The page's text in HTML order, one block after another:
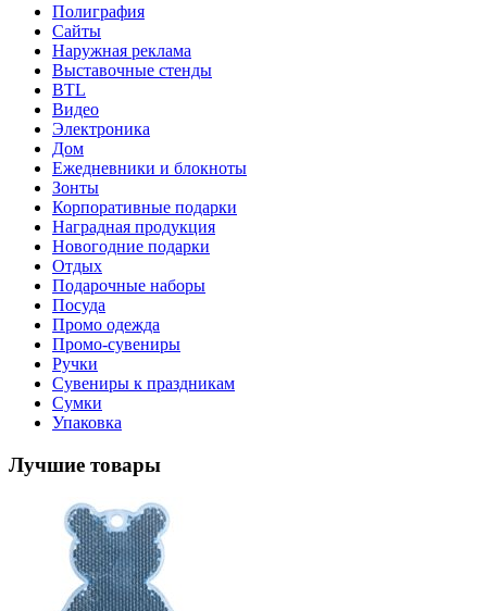
Полиграфия
Сайты
Наружная реклама
Выставочные стенды
BTL
Видео
Электроника
Дом
Ежедневники и блокноты
Зонты
Корпоративные подарки
Наградная продукция
Новогодние подарки
Отдых
Подарочные наборы
Посуда
Промо одежда
Промо-сувениры
Ручки
Сувениры к праздникам
Сумки
Упаковка
Лучшие товары